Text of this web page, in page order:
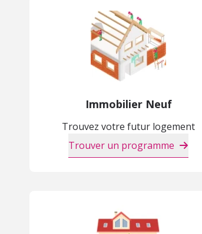
Immobilier Neuf
Trouvez votre futur logement
Trouver un programme